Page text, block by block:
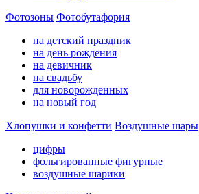
Фотозоны Фотобутафория
на детский праздник
на день рождения
на девичник
на свадьбу
для новорожденных
на новый год
Хлопушки и конфетти Воздушные шары
цифры
фольгированные фигурные
воздушные шарики